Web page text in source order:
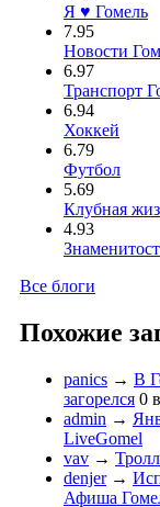
Я ♥ Гомель
7.95
Новости
6.97
Транспорт
6.94
Хоккей
6.79
Футбол
5.69
Клубная
4.93
Все блоги
Похожие
panics → В
загорелся 0 в
admin →
LiveGomel
vav →
denjer→
Афиша